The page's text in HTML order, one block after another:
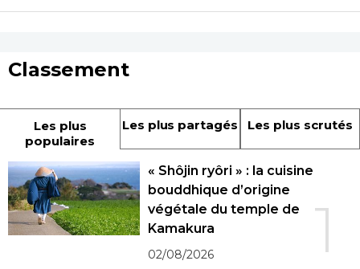
Classement
Les plus
populaires
Les plus partagés Les plus scrutés
1
« Shôjin ryôri » : la cuisine
bouddhique d’origine
végétale du temple de
Kamakura
02/08/2026